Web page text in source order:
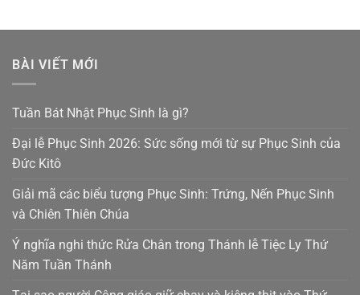
BÀI VIẾT MỚI
Tuần Bát Nhật Phục Sinh là gì?
Đại lễ Phục Sinh 2026: Sức sống mới từ sự Phục Sinh của
Đức Kitô
Giải mã các biểu tượng Phục Sinh: Trứng, Nến Phục Sinh
và Chiên Thiên Chúa
Ý nghĩa nghi thức Rửa Chân trong Thánh lễ Tiệc Ly Thứ
Năm Tuần Thánh